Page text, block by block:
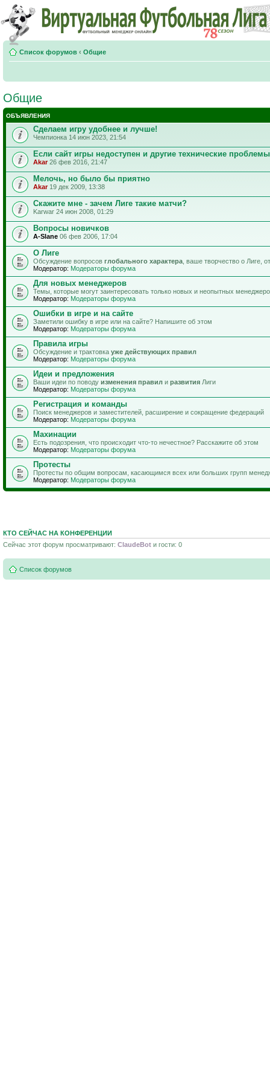
Список форумов ‹ Общие
Общие
ОБЪЯВЛЕНИЯ
Сделаем игру удобнее и лучше!
Чемпионка 14 июн 2023, 21:54
Если сайт игры недоступен и другие технические проблемы
Akar26 фев 2016, 21:47
Мелочь, но было бы приятно
Akar19 дек 2009, 13:38
Скажите мне - зачем Лиге такие матчи?
Karwar 24 июн 2008, 01:29
Вопросы новичков
A-Slane 06 фев 2006, 17:04
О Лиге
Обсуждение вопросов глобального характера , ваше творчество о Лиге,
Модератор: Модераторы форума
Для новых менеджеров
Темы, которые могут заинтересовать только новых и неопытных
Модератор: Модераторы форума
Ошибки в игре и на сайте
Заметили ошибку в игре или на сайте? Напишите об этом
Модератор: Модераторы форума
Правила игры
Обсуждение и трактовка уже действующих правил
Модератор: Модераторы форума
Идеи и предложения
Ваши идеи по поводу изменения правил и развития Лиги
Модератор: Модераторы форума
Регистрация и команды
Поиск менеджеров и заместителей, расширение и сокращение федераций
Модератор: Модераторы форума
Махинации
Есть подозрения, что происходит что-то нечестное? Расскажите об этом
Модератор: Модераторы форума
Протесты
Протесты по общим вопросам, касающимся всех или больших групп
Модератор: Модераторы форума
КТО СЕЙЧАС НА КОНФЕРЕНЦИИ
Сейчас этот форум просматривают: ClaudeBot и гости: 0
Список форумов